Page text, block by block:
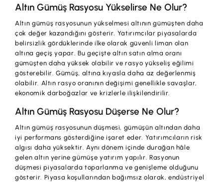
Altın Gümüş Rasyosu Yükselirse Ne Olur?
Altın gümüş rasyosunun yükselmesi altının gümüşten daha
çok değer kazandığını gösterir. Yatırımcılar piyasalarda
belirsizlik gördüklerinde ilke olarak güvenli liman olan
altına geçiş yapar. Bu geçişte altın satın alma oranı
gümüşten daha yüksek olabilir ve rasyo yükseliş eğilimi
gösterebilir. Gümüş, altına kıyasla daha az değerlenmiş
olabilir. Altın rasyo oranının değişimi genellikle savaşlar,
ekonomik darboğazlar ve krizlerle ilişkilendirilir.
Altın Gümüş Rasyosu Düşerse Ne Olur?
Altın gümüş rasyosunun düşmesi, gümüşün altından daha
iyi performans gösterdiğine işaret eder. Yatırımcıların risk
algısı daha yüksektir. Aynı dönem içinde durağan hâle
gelen altın yerine gümüşe yatırım yapılır. Rasyonun
düşmesi piyasalarda toparlanma ve genişleme olduğunu
gösterir. Piyasa koşullarından bağımsız olarak, endüstriyel